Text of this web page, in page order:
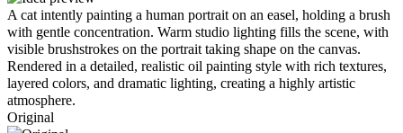
A cat intently painting a human portrait on an easel, holding a brush
with gentle concentration. Warm studio lighting fills the scene, with
visible brushstrokes on the portrait taking shape on the canvas.
Rendered in a detailed, realistic oil painting style with rich textures,
layered colors, and dramatic lighting, creating a highly artistic
atmosphere.
Original